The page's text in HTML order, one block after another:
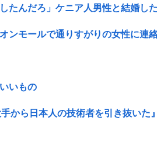
たんだろ」ケニア人男性と結婚し
ンモールで通りすがりの女性に連
いもの
から日本人の技術者を引き抜いた